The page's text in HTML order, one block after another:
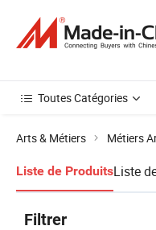
Toutes Catégories
Arts & Métiers Métiers
Liste de ProduitsListe
Filtrer